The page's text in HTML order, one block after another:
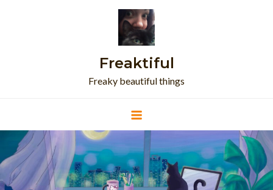
Freaktiful
Freaky beautiful things